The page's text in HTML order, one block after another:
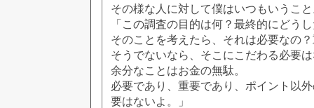
その様な人に対して僕はいつもいうこ
「この調査の目的は何？最終的にどう
そのことを考えたら、それは必要なの
そうでないなら、そこにこだわる必要
余分なことはお金の無駄。
必要であり、重要であり、ポイント以
要はないよ。」